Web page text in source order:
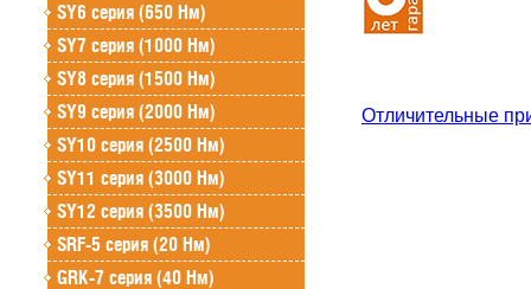
SY6 серия (650 Нм)
SY7 серия (1000 Нм)
SY8 серия (1500 Нм)
SY9 серия (2000 Нм)
SY10 серия (2500 Нм)
SY11 серия (3000 Нм)
SY12 серия (3500 Нм)
SRF-5 серия (20 Нм)
GRK-7 серия (40 Нм)
Отличительные